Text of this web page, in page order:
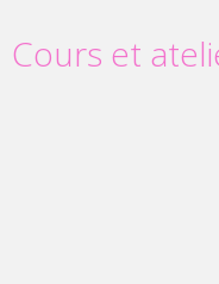
Cours et